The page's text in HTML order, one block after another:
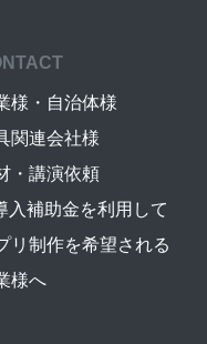
様・自治体様
関連会社様
・講演依頼
入補助金を利用して
リ制作を希望される
様へ